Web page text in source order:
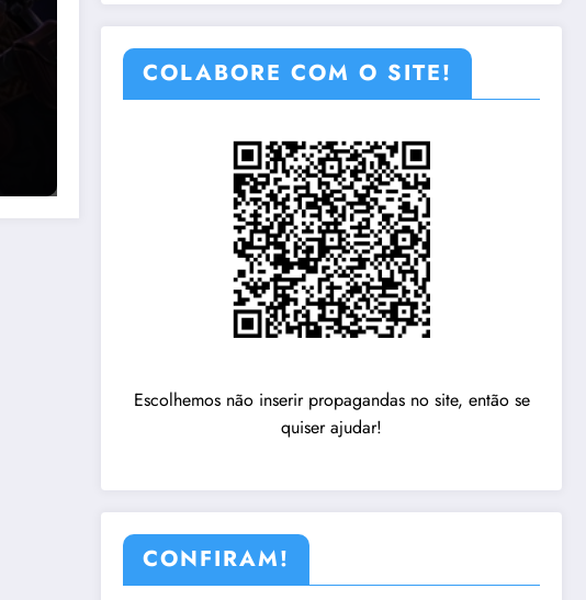
COLABORE COM O SITE!
Escolhemos não inserir propagandas no site, então se
quiser ajudar!
CONFIRAM!